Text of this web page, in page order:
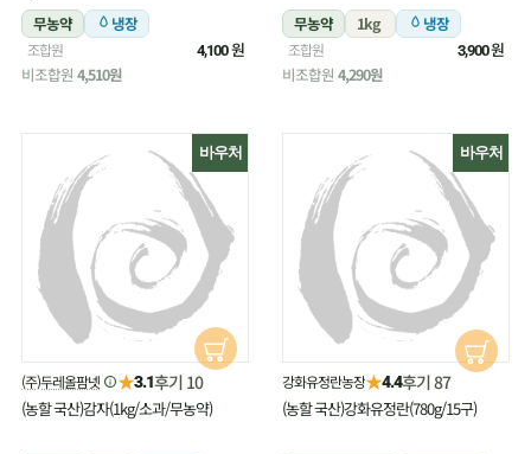
무농약
냉장
조합원 4,100원
비조합원 4,510원
무농약 1kg 냉장
조합원 3,900원
비조합원 4,290원
바우처
(주)두레올팜넷 ★3.1후기 10
(농할 국산)감자(1kg/소과/무농약)
바우처
강화유정란농장★4.4후기 87
(농할 국산)강화유정란(780g/15구)